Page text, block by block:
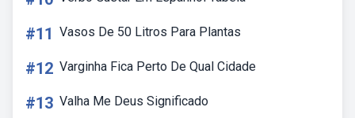
#11 Vasos De 50 Litros Para Plantas
#12 Varginha Fica Perto De Qual Cidade
#13 Valha Me Deus Significado